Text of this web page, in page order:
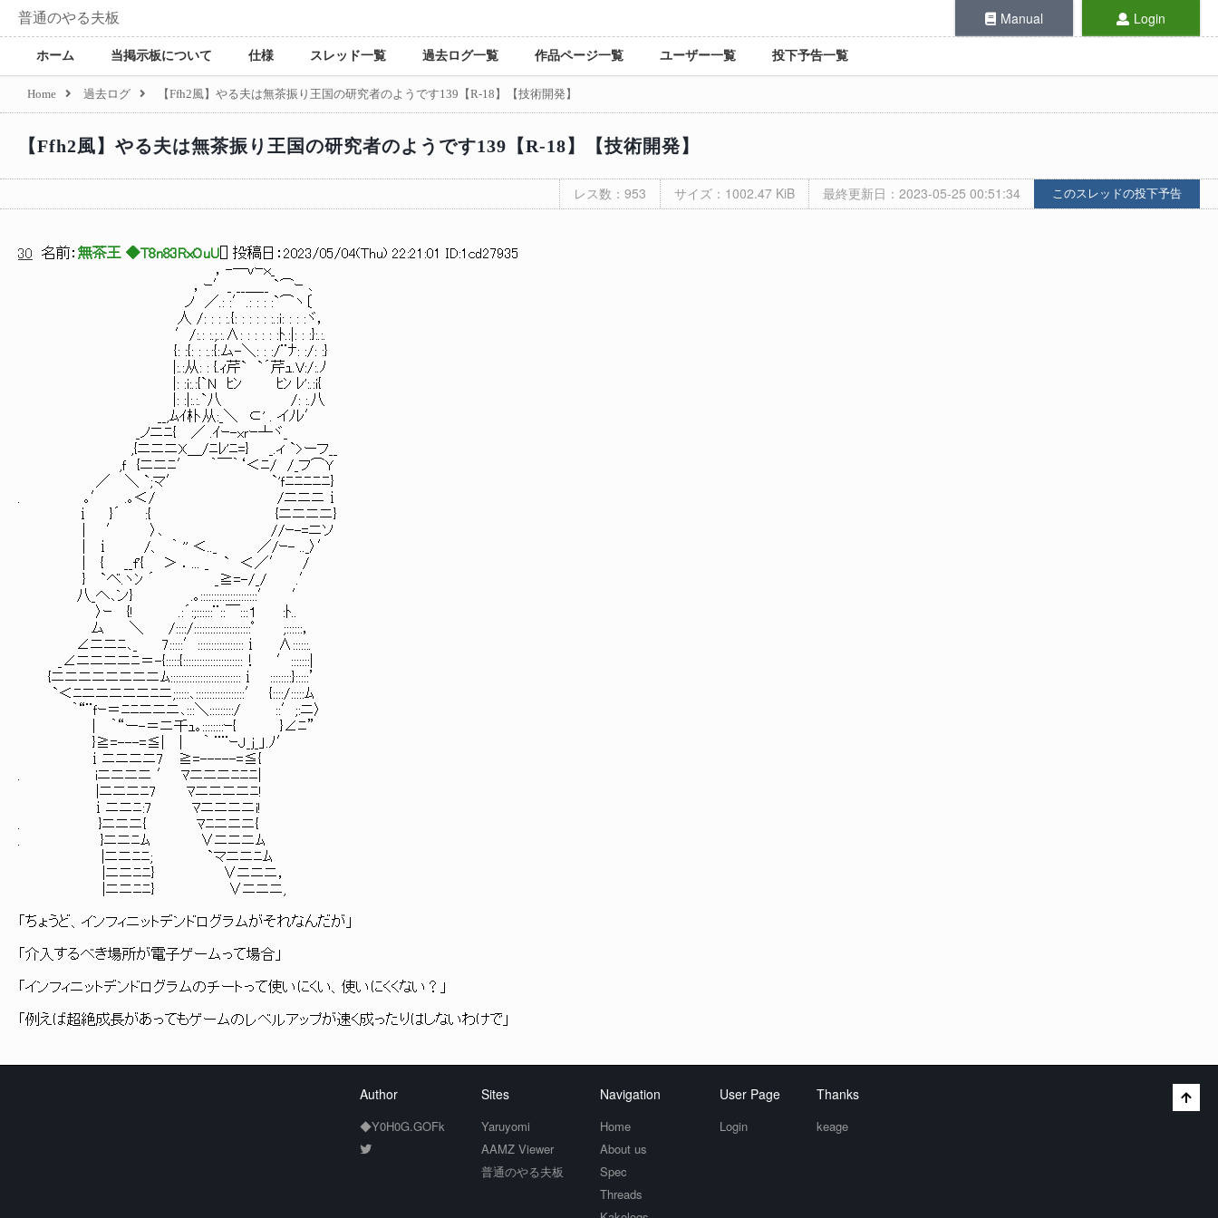
普通のやる夫板 Manual Login
ホーム 当掲示板について 仕様 スレッド一覧 過去ログ一覧 作品ページ一覧 ユーザー一覧 投下予告一覧
Home 過去ログ 【Ffh2風】やる夫は無茶振り王国の研究者のようです139【R-18】【技術開発】
【Ffh2風】やる夫は無茶振り王国の研究者のようです139【R-18】【技術開発】
レス数：953 サイズ：1002.47 KiB 最終更新日：2023-05-25 00:51:34 このスレッドの投下予告
30 名前： 無茶王 ◆T8n83RxOuU ] 投稿日： 2023/05/04(Thu) 22:21:01 ID:1cd27935
，-―vｰｘ_
，ｰ′_ __＿__ `⌒ｰ ､
ノ ／.: :′.: : : :`⌒ヽ〔
人 /: : : :.{: : : : : :.:i: : : :ヾ，
′/:.: :.;.:.∧: : : : : :ﾄ.:|: : :}:.:.
{: :{: : :.:{:ム-＼: : :/¨ﾅ: :/: :}
|:.:从: : {.ｨ芹` `´芹ｭ.V:/:.ﾉ
|: :i:.:{`N ﾋﾝ ﾋﾝ ﾚ':.:i{
|: :|:.:.`八 /: :.八
__,ﾑｲ朴从:_＼ ⊂' . イﾉﾚ′
_ノニﾆ{ ／ .ｲｰ-xｒｰ┴ヾ_
,{ニニニX＿/ﾆﾚ'ﾆ=} _.ィ `>ーフ__
,ｆ {ニニﾆ′ ｀￣｀‘＜ﾆ/ /_フ⌒Y
／ ＼ `;マ′ `'ｆﾆﾆﾆﾆﾆ}
. ｡′ .｡＜/ /ニニニⅰ
ⅰ }´ :{ {ニニニニ}
| ′ 〉､ //ｰ-=ニソ
| ⅰ /、 ｀ '' ＜.._ ／/ｰ- .._〉′
| { __f'{ ＞ ．... _ ` ＜／′ /
} `べ.ヽﾝ ´ _≧=-/_/ .′
八_へ､ン} .｡:::::::::::::::::::::′ ′
〉ｰ {! .:´:;::::::¨::￣:::１ :ﾄ..
ム ＼ /::::/:::::::::::::::::::::ﾟ ;::::::，
∠ニニﾆ､_ 7:::::′:::::::::::::::::ⅰ ∧::::::.
_∠ニニニニﾆ＝-{:::::{::::::::::::::::::::::！ ′:::::::|
{ニニニニニニニニﾑ::::::::::::::::::::::::::ⅰ ::::::::}:::::’
`＜ﾆニニニニニﾆニ;:::::､::::::::::::::::::′ {::::/:::::ﾑ
｀“¨ｆｰ＝ﾆﾆニニニ､:::＼:::::::::/ ::′;:ニ〉
| ｀“ー-＝ニ千ｭ｡::::::::ｰ{ }∠ﾆ”
}≧=---=≦| | ｀ ¨¨ｰJ_j_」.ﾉ′
ⅰニニニニ7 ≧=-----=≦{
. iニニニニ ′ ﾏニニニﾆﾆﾆ|
|ニニニﾆ7 ﾏニニニニﾆ!
ⅰニニﾆ:7 ﾏニニニニi!
. }ニニニ{ ﾏﾆニニニ{
. }ニニﾆﾑ ∨ニニニﾑ
|ニニﾆﾆ; `マニニﾆﾑ
|ニニﾆﾆ} ∨ニニニ，
|ニニﾆﾆ} ∨ニニニ,
「ちょうど、インフィニットデンドログラムがそれなんだが」
「介入するべき場所が電子ゲームって場合」
「インフィニットデンドログラムのチートって使いにくい、使いにくくない？」
「例えば超絶成長があってもゲームのレベルアップが速く成ったりはしないわけで」
Author
◆Y0H0G.GOFk
Sites
Yaruyomi
AAMZ Viewer
普通のやる夫板
Navigation
Home
About us
Spec
Threads
User Page
Login
Thanks
keage